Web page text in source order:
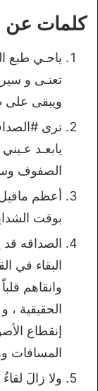
كلمات عن
ياحـي طبع
تعنـى و
ويبقى على
ترى
يابعـد
الصفوف
أعظم
بوقت
الصداقه قد
البقاء في
وانقاهم
الحقيقية ،
إنقطاع
المسافات
ولا زالَ